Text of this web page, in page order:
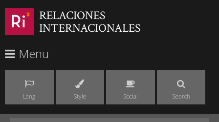
RELACIONES
INTERNACIONALES
Menu
Lang Style Social Search